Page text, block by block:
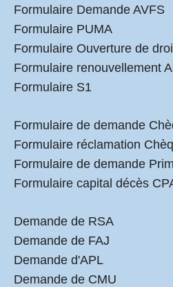
Formulaire Demande AVFS
Formulaire PUMA
Formulaire Ouverture de
Formulaire renouvellement
Formulaire S1
Formulaire de demande
Formulaire réclamation
Formulaire de demande
Formulaire capital décès
Demande de RSA
Demande de FAJ
Demande d'APL
Demande de CMU